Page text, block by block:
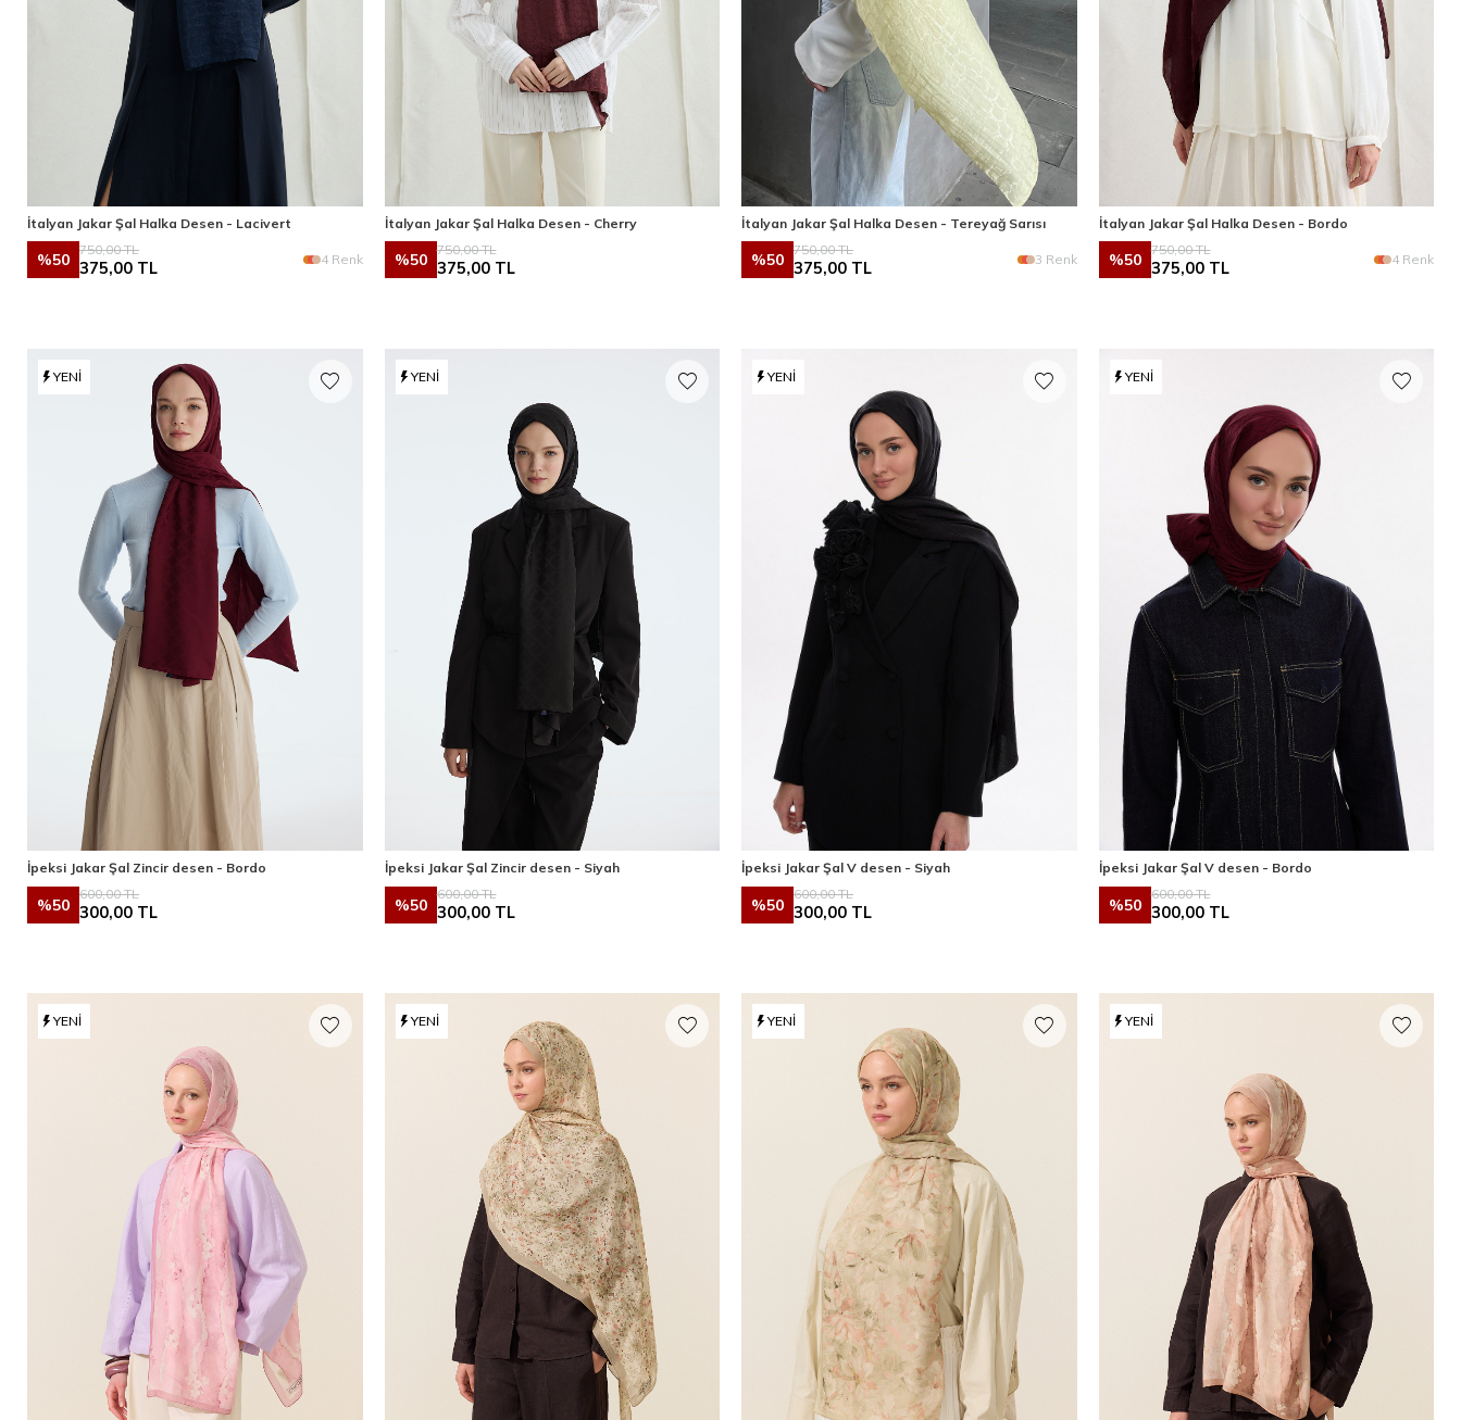
İtalyan Jakar Şal Halka Desen - Lacivert
%50
750,00TL
375,00 TL 4 Renk
İtalyan Jakar Şal Halka Desen - Cherry
%50
750,00TL
375,00TL
İtalyan Jakar Şal Halka Desen - Tereyağ Sarısı
%50
750,00TL
375,00 TL 3 Renk
İtalyan Jakar Şal Halka Desen - Bordo
%50
750,00TL
375,00TL 4 Renk
YENI
İpeksi Jakar Şal Zincir desen - Bordo
%50
600,00TL
300,00 TL
YENI
İpeksi Jakar Şal Zincir desen - Siyah
%50
600,00TL
300,00TL
YENI
İpeksi Jakar Şal V desen - Siyah
%50
600,00TL
300,00 TL
YENI
İpeksi Jakar Şal V desen - Bordo
%50
600,00TL
300,00TL
YENI YENI YENI YENI